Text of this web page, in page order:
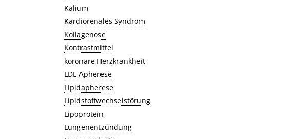
Kalium
Kardiorenales Syndrom
Kollagenose
Kontrastmittel
koronare Herzkrankheit
LDL-Apherese
Lipidapherese
Lipidstoffwechselstörung
Lipoprotein
Lungenentzündung